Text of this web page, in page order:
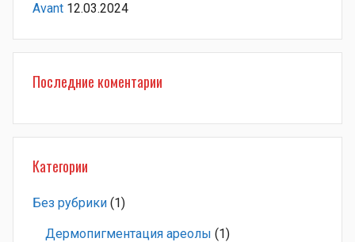
Avant 12.03.2024
Последние коментарии
Категории
Без рубрики (1)
Дермопигментация ареолы (1)